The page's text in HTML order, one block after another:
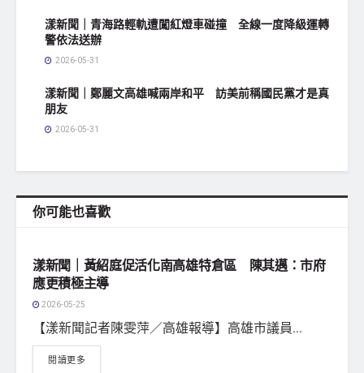
漾新聞｜青海路輕軌遭闖紅燈車碰撞 全線一度降級運轉
警依法送辦
2026-05-31
漾新聞｜鄭麗文高雄喊兩岸和平 訪美前稱國民黨才是真
朋友
2026-05-31
你可能也喜歡
漾新聞｜黃紹庭促活化南高雄特倉區 陳其邁：市府
應更積極主導
2026-05-25
【漾新聞記者陳雯萍／高雄報導】高雄市議員...
閱讀更多